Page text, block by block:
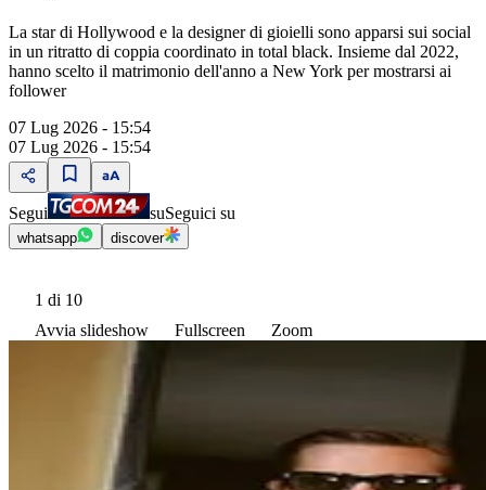
La star di Hollywood e la designer di gioielli sono apparsi sui social
in un ritratto di coppia coordinato in total black. Insieme dal 2022,
hanno scelto il matrimonio dell'anno a New York per mostrarsi ai
follower
07 Lug 2026 - 15:54
07 Lug 2026 - 15:54
Segui suSeguici su
whatsapp discover
1 di 10
Avvia slideshow
Fullscreen Zoom